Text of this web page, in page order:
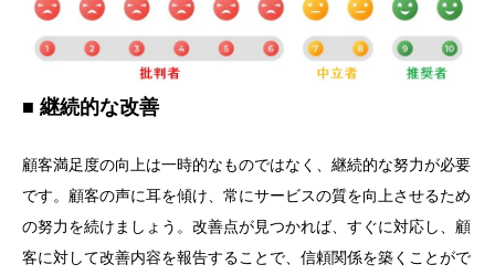
継続的な改善
顧客満足度の向上は一時的なものではなく、継続的な努力が必要
です。顧客の声に耳を傾け、常にサービスの質を向上させるため
の努力を続けましょう。改善点が見つかれば、すぐに対応し、顧
客に対して改善内容を報告することで、信頼関係を築くことがで